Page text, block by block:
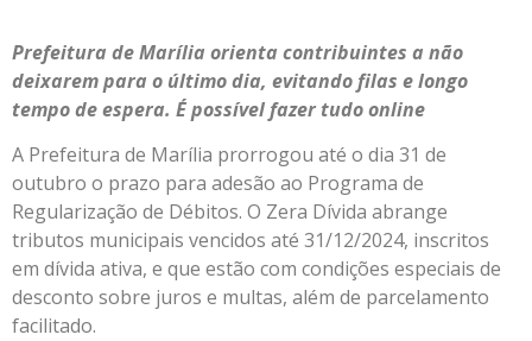
Prefeitura de Marília orienta contribuintes a não
deixarem para o último dia, evitando filas e longo
tempo de espera. É possível fazer tudo online
A Prefeitura de Marília prorrogou até o dia 31 de
outubro o prazo para adesão ao Programa de
Regularização de Débitos. O Zera Dívida abrange
tributos municipais vencidos até 31/12/2024, inscritos
em dívida ativa, e que estão com condições especiais de
desconto sobre juros e multas, além de parcelamento
facilitado.